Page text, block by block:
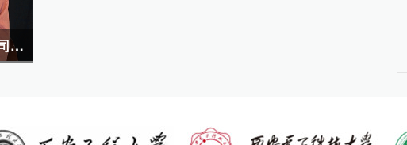
MBA西部网专访访北京中研智选教育科技有限公司科技有限公司董事长刘永健